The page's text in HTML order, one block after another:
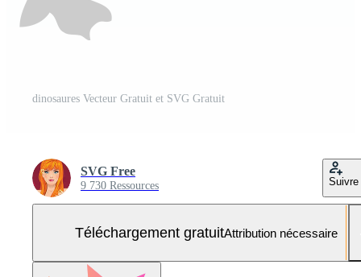
dinosaures Vecteur Gratuit et SVG Gratuit
SVG Free
9 730 Ressources Suivre
Téléchargement gratuitAttribution nécessaire